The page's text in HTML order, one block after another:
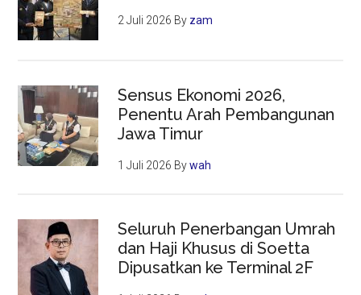
2 Juli 2026 By zam
Sensus Ekonomi 2026,
Penentu Arah Pembangunan
Jawa Timur
1 Juli 2026 Bywah
Seluruh Penerbangan Umrah
dan Haji Khusus di Soetta
Dipusatkan ke Terminal 2F